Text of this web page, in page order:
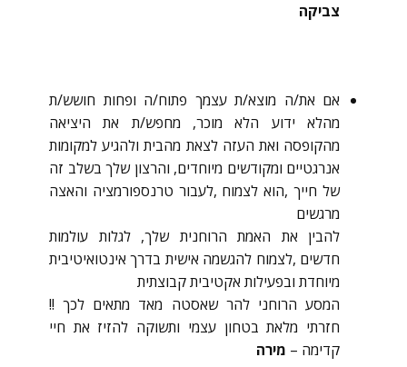
צביקה
אם את/ה מוצא/ת עצמך פתוח/ה ופחות חושש/ת
מהלא ידוע הלא מוכר, מחפש/ת את היציאה
מהקופסה ואת העזה לצאת מהבית ולהגיע למקומות
אנרגטיים ומקודשים מיוחדים, והרצון שלך בשלב זה
של חייך ,הוא לצמוח ,לעבור טרנספורמציה והאצה
מרגשים
להבין את האמת הרוחנית שלך, לגלות עולמות
חדשים ,לצמוח להגשמה אישית בדרך אינטואיטיבית
מיוחדת ובפעילות אקטיבית קבוצתית
המסע הרוחני להר שאסטה מאד מתאים לכך !!
חזרתי מלאת בטחון עצמי ותשוקה להזיז את חיי
קדימה – מירה